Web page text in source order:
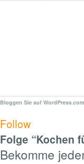
Bloggen Sie auf WordPress.com
Follow
Folge “Kochen
Bekomme